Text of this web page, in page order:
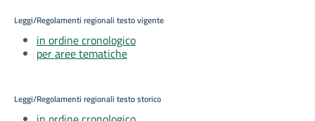
Leggi/Regolamenti regionali testo vigente
in ordine cronologico
per aree tematiche
Leggi/Regolamenti regionali testo storico